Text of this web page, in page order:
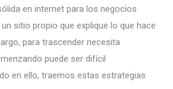
en internet para los negocios
sitio propio que explique lo que hace
para trascender necesita
puede ser difícil
en ello, traemos estas estrategias